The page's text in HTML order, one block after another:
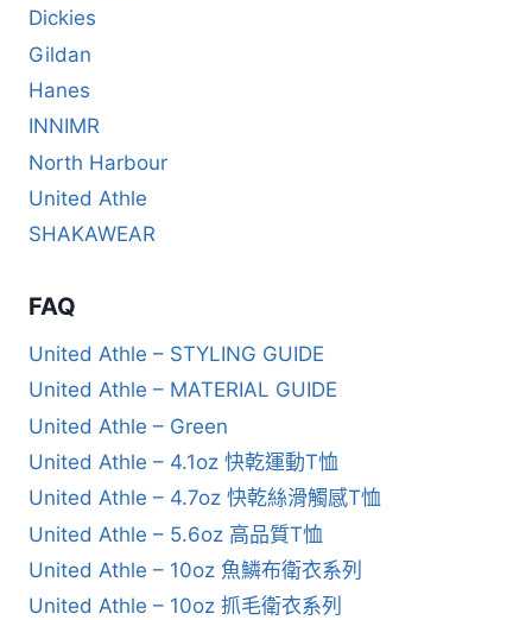
Dickies
Gildan
Hanes
INNIMR
North Harbour
United Athle
SHAKAWEAR
FAQ
United Athle – STYLING GUIDE
United Athle – MATERIAL GUIDE
United Athle – Green
United Athle – 4.1oz 快乾運動T恤
United Athle – 4.7oz 快乾絲滑觸感T恤
United Athle – 5.6oz 高品質T恤
United Athle – 10oz 魚鱗布衛衣系列
United Athle – 10oz 抓毛衛衣系列